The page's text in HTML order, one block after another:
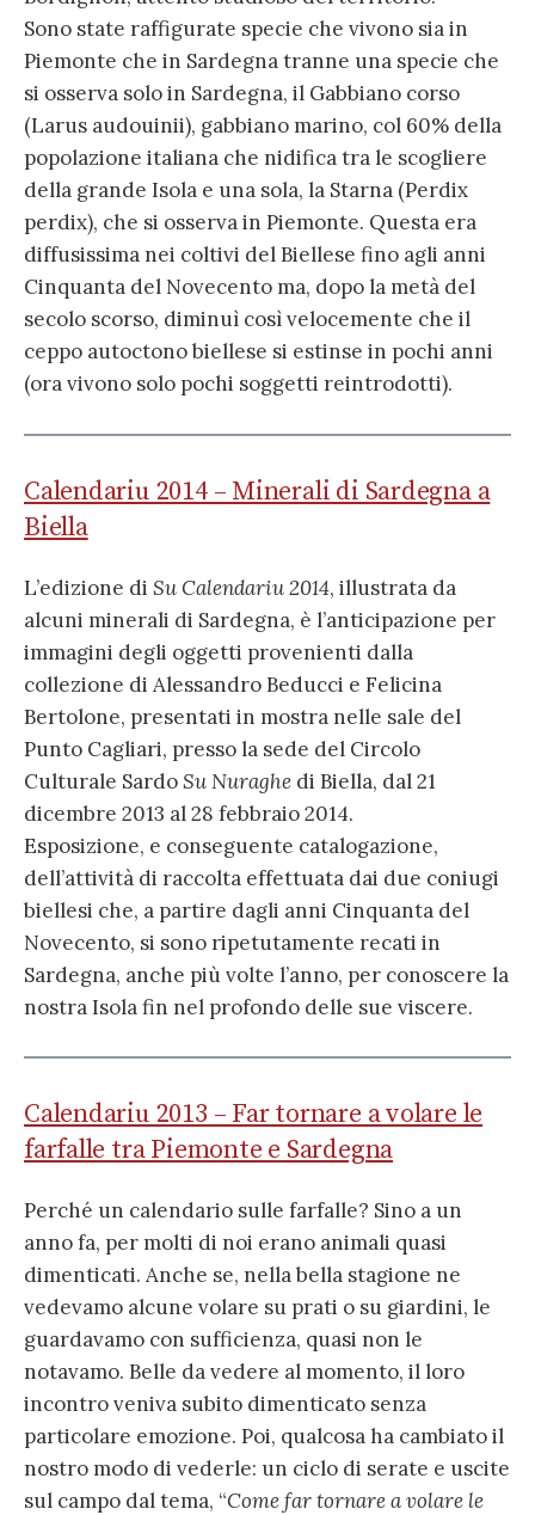
Sono state raffigurate specie che vivono sia in
Piemonte che in Sardegna tranne una specie che
si osserva solo in Sardegna, il Gabbiano corso
(Larus audouinii), gabbiano marino, col 60% della
popolazione italiana che nidifica tra le scogliere
della grande Isola e una sola, la Starna (Perdix
perdix), che si osserva in Piemonte. Questa era
diffusissima nei coltivi del Biellese fino agli anni
Cinquanta del Novecento ma, dopo la metà del
secolo scorso, diminuì così velocemente che il
ceppo autoctono biellese si estinse in pochi anni
(ora vivono solo pochi soggetti reintrodotti).
Calendariu 2014 – Minerali di Sardegna a
Biella
L’edizione di Su Calendariu 2014, illustrata da
alcuni minerali di Sardegna, è l’anticipazione per
immagini degli oggetti provenienti dalla
collezione di Alessandro Beducci e Felicina
Bertolone, presentati in mostra nelle sale del
Punto Cagliari, presso la sede del Circolo
Culturale SardoSu Nuraghe di Biella, dal 21
dicembre 2013 al 28 febbraio 2014.
Esposizione, e conseguente catalogazione,
dell’attività di raccolta effettuata dai due coniugi
biellesi che, a partire dagli anni Cinquanta del
Novecento, si sono ripetutamente recati in
Sardegna, anche più volte l’anno, per conoscere la
nostra Isola fin nel profondo delle sue viscere.
Calendariu 2013 – Far tornare a volare le
farfalle tra Piemonte e Sardegna
Perché un calendario sulle farfalle? Sino a un
anno fa, per molti di noi erano animali quasi
dimenticati. Anche se, nella bella stagione ne
vedevamo alcune volare su prati o su giardini, le
guardavamo con sufficienza, quasi non le
notavamo. Belle da vedere al momento, il loro
incontro veniva subito dimenticato senza
particolare emozione. Poi, qualcosa ha cambiato il
nostro modo di vederle: un ciclo di serate e uscite
sul campo dal tema, “Come far tornare a volare le